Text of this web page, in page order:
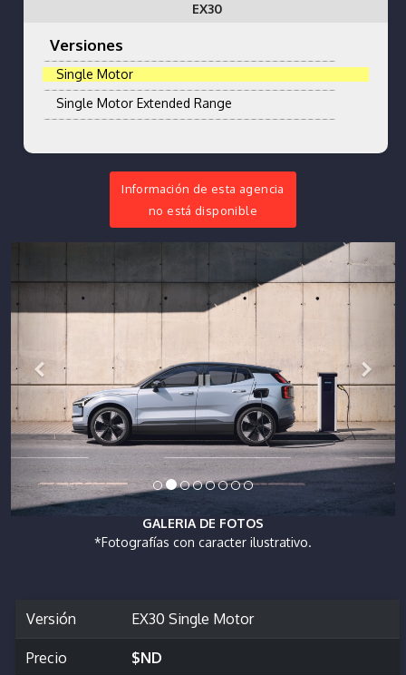
EX30
Versiones
Single Motor
Single Motor Extended Range
Información de esta agencia
no está disponible
GALERIA DE FOTOS
*Fotografías con caracter ilustrativo.
Versión EX30 Single Motor
Precio $ND